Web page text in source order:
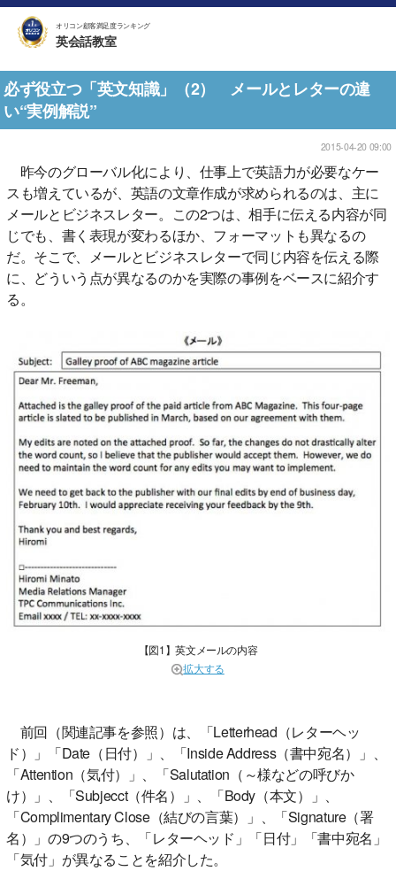
オリコン顧客満足度ランキング
英会話教室
必ず役立つ「英文知識」（2） メールとレターの違
い“実例解説”
2015-04-20 09:00
昨今のグローバル化により、仕事上で英語力が必要なケー
スも増えているが、英語の文章作成が求められるのは、主に
メールとビジネスレター。この2つは、相手に伝える内容が同
じでも、書く表現が変わるほか、フォーマットも異なるの
だ。そこで、メールとビジネスレターで同じ内容を伝える際
に、どういう点が異なるのかを実際の事例をベースに紹介す
る。
【図1】英文メールの内容
拡大する
前回（関連記事を参照）は、「Letterhead（レターヘッ
ド）」「Date（日付）」、「Inside Address（書中宛名）」、
「Attention（気付）」、「Salutation（～様などの呼びか
け）」、「Subjecct（件名）」、「Body（本文）」、
「Complimentary Close（結びの言葉）」、「Signature（署
名）」の9つのうち、「レターヘッド」「日付」「書中宛名」
「気付」が異なることを紹介した。